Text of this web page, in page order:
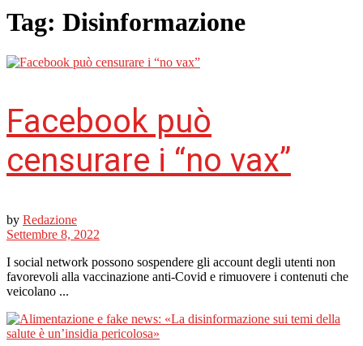
Tag: Disinformazione
Facebook può
censurare i “no vax”
by Redazione
Settembre 8, 2022
I social network possono sospendere gli account degli utenti non
favorevoli alla vaccinazione anti-Covid e rimuovere i contenuti che
veicolano ...